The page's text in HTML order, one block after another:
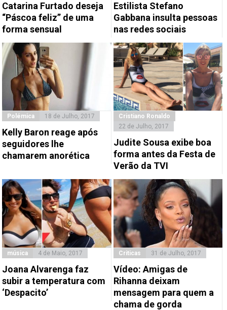
Catarina Furtado deseja
“Páscoa feliz” de uma
forma sensual
Estilista Stefano
Gabbana insulta pessoas
nas redes sociais
Polémica 18 de Julho, 2017
Kelly Baron reage após
seguidores lhe
chamarem anorética
Cristiano Ronaldo
22 de Julho, 2017
Judite Sousa exibe boa
forma antes da Festa de
Verão da TVI
música 4 de Maio, 2017
Joana Alvarenga faz
subir a temperatura com
‘Despacito’
Criticas 31 de Julho, 2017
Vídeo: Amigas de
Rihanna deixam
mensagem para quem a
chama de gorda